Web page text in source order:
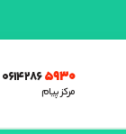
۰۶۱۴۲۸۶ ۵۹۳۰
مرکز پیام